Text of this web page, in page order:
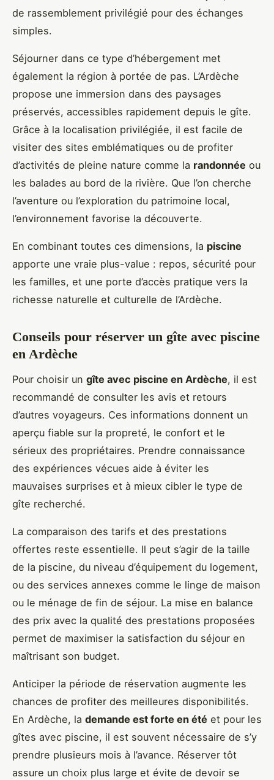
de rassemblement privilégié pour des échanges
simples.
Séjourner dans ce type d’hébergement met
également la région à portée de pas. L’Ardèche
propose une immersion dans des paysages
préservés, accessibles rapidement depuis le gîte.
Grâce à la localisation privilégiée, il est facile de
visiter des sites emblématiques ou de profiter
d’activités de pleine nature comme la randonnée ou
les balades au bord de la rivière. Que l’on cherche
l’aventure ou l’exploration du patrimoine local,
l’environnement favorise la découverte.
En combinant toutes ces dimensions, la piscine
apporte une vraie plus-value : repos, sécurité pour
les familles, et une porte d’accès pratique vers la
richesse naturelle et culturelle de l’Ardèche.
Conseils pour réserver un gîte avec piscine
en Ardèche
Pour choisir un gîte avec piscine en Ardèche, il est
recommandé de consulter les avis et retours
d’autres voyageurs. Ces informations donnent un
aperçu fiable sur la propreté, le confort et le
sérieux des propriétaires. Prendre connaissance
des expériences vécues aide à éviter les
mauvaises surprises et à mieux cibler le type de
gîte recherché.
La comparaison des tarifs et des prestations
offertes reste essentielle. Il peut s’agir de la taille
de la piscine, du niveau d’équipement du logement,
ou des services annexes comme le linge de maison
ou le ménage de fin de séjour. La mise en balance
des prix avec la qualité des prestations proposées
permet de maximiser la satisfaction du séjour en
maîtrisant son budget.
Anticiper la période de réservation augmente les
chances de profiter des meilleures disponibilités.
En Ardèche, la demande est forte en été et pour les
gîtes avec piscine, il est souvent nécessaire de s’y
prendre plusieurs mois à l’avance. Réserver tôt
assure un choix plus large et évite de devoir se